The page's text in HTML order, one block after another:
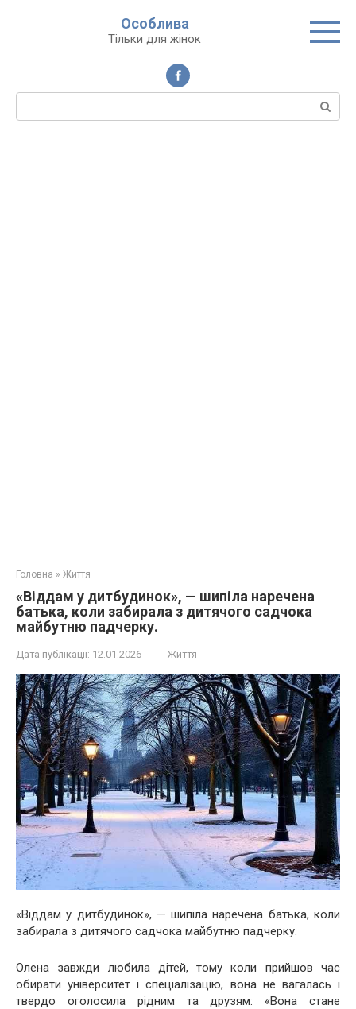
Особлива
Тільки для жінок
Пошук:
Головна » Життя
«Віддам у дитбудинок», — шипіла наречена
батька, коли забирала з дитячого садчока
майбутню падчерку.
Дата публікації: 12.01.2026 Життя
«Віддам у дитбудинок», — шипіла наречена батька, коли
забирала з дитячого садчока майбутню падчерку.
Олена завжди любила дітей, тому коли прийшов час
обирати університет і спеціалізацію, вона не вагалась і
твердо оголосила рідним та друзям: «Вона стане